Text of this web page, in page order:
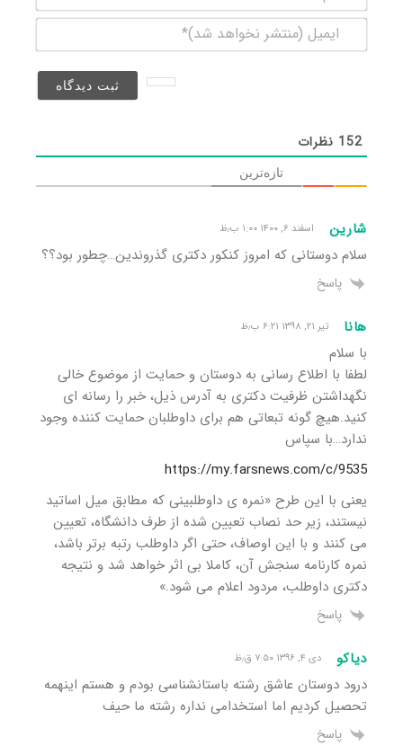
(منتشر
152 نظرات
تازه‌ترین
شارین اسفند ۶, ۱۴۰۰ ۱:۰۰ ب٫ظ
سلام دوستانی که امروز کنکور دکتری گذروندین…چطور بود؟؟
پاسخ
هانا تیر ۲۱, ۱۳۹۸ ۶:۲۱ ب٫ظ
با سلام
لطفا با اطلاع رسانی به دوستان و حمایت از موضوع خالی
نگهداشتن ظرفیت دکتری به آدرس ذیل، خبر را رسانه ای
کنید.هیچ گونه تبعاتی هم برای داوطلبان حمایت کننده وجود
ندارد…با سپاس
https://my.farsnews.com/c/9535
یعنی با این طرح «نمره ی داوطلبینی که مطابق میل اساتید
نیستند، زیر حد نصاب تعیین شده از طرف دانشگاه، تعیین
می کنند و با این اوصاف، حتی اگر داوطلب رتبه برتر باشد،
نمره کارنامه سنجش آن، کاملا بی اثر خواهد شد و نتیجه
دکتری داوطلب، مردود اعلام می شود.»
پاسخ
دیاکو دی ۴, ۱۳۹۶ ۷:۵۰ ق٫ظ
درود دوستان عاشق رشته باستانشناسی بودم و هستم اینهمه
تحصیل کردیم اما استخدامی نداره رشته ما حیف
پاسخ